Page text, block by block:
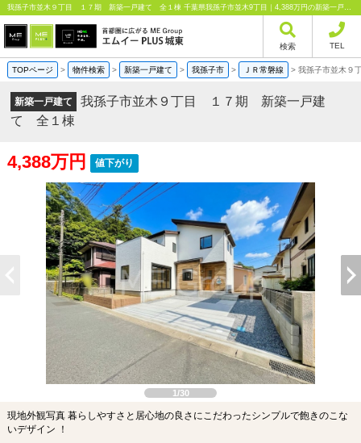
我孫子市並木９丁目 １７期 新築一戸建て 全１棟 千葉県我孫子市並木9丁目｜4,388万円の新築一戸建て｜分譲住宅や新築物件｜エムイーPLUS城東株式会社
検索 TEL
TOPページ > 物件検索 > 新築一戸建て > 我孫子市 > ＪＲ常磐線 > 我孫子市並木
新築一戸建て
我孫子市並木９丁目 １７期 新築一戸建
て 全１棟
4,388万円 値下がり
1/30
現地外観写真 暮らしやすさと居心地の良さにこだわったシンプルで飽きのこな
いデザイン ！